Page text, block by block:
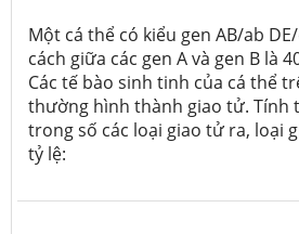
Một cá thể có kiểu gen AB/ab
cách giữa các gen A và gen B là
Các tế bào sinh tinh của cá thể
thường hình thành giao tử. Tính
trong số các loại giao tử ra, loại
tỷ lệ: